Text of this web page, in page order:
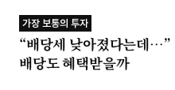
가장 보통의 투자
“배당세 낮아졌다는데…”
배당도 혜택받을까